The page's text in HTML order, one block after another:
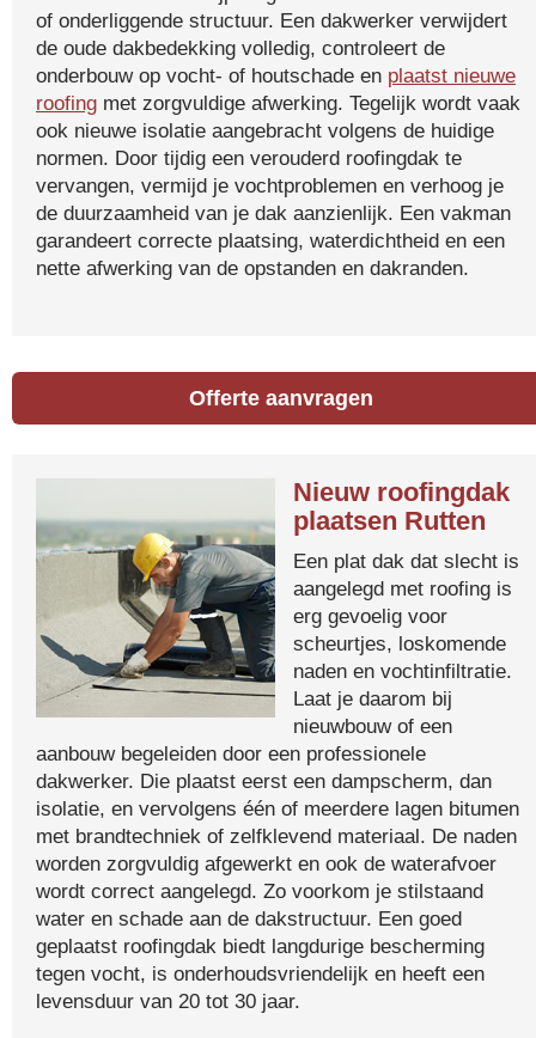
of onderliggende structuur. Een dakwerker verwijdert
de oude dakbedekking volledig, controleert de
onderbouw op vocht- of houtschade en plaatst nieuwe
roofing met zorgvuldige afwerking. Tegelijk wordt vaak
ook nieuwe isolatie aangebracht volgens de huidige
normen. Door tijdig een verouderd roofingdak te
vervangen, vermijd je vochtproblemen en verhoog je
de duurzaamheid van je dak aanzienlijk. Een vakman
garandeert correcte plaatsing, waterdichtheid en een
nette afwerking van de opstanden en dakranden.
Offerte aanvragen
Nieuw roofingdak
plaatsen Rutten
Een plat dak dat slecht is
aangelegd met roofing is
erg gevoelig voor
scheurtjes, loskomende
naden en vochtinfiltratie.
Laat je daarom bij
nieuwbouw of een
aanbouw begeleiden door een professionele
dakwerker. Die plaatst eerst een dampscherm, dan
isolatie, en vervolgens één of meerdere lagen bitumen
met brandtechniek of zelfklevend materiaal. De naden
worden zorgvuldig afgewerkt en ook de waterafvoer
wordt correct aangelegd. Zo voorkom je stilstaand
water en schade aan de dakstructuur. Een goed
geplaatst roofingdak biedt langdurige bescherming
tegen vocht, is onderhoudsvriendelijk en heeft een
levensduur van 20 tot 30 jaar.